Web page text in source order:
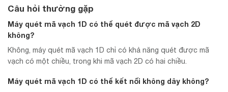
Câu hỏi thường gặp
Máy quét mã vạch 1D có thể quét được mã vạch 2D
không?
Không, máy quét mã vạch 1D chỉ có khả năng quét được mã
vạch có một chiều, trong khi mã vạch 2D có hai chiều.
Máy quét mã vạch 1D có thể kết nối không dây không?